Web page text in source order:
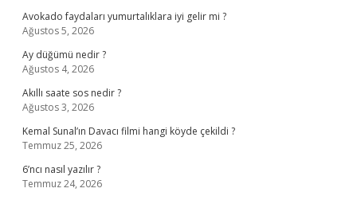
Avokado faydaları yumurtalıklara iyi gelir mi ?
Ağustos 5, 2026
Ay düğümü nedir ?
Ağustos 4, 2026
Akıllı saate sos nedir ?
Ağustos 3, 2026
Kemal Sunal’ın Davacı filmi hangi köyde çekildi ?
Temmuz 25, 2026
6’ncı nasıl yazılır ?
Temmuz 24, 2026